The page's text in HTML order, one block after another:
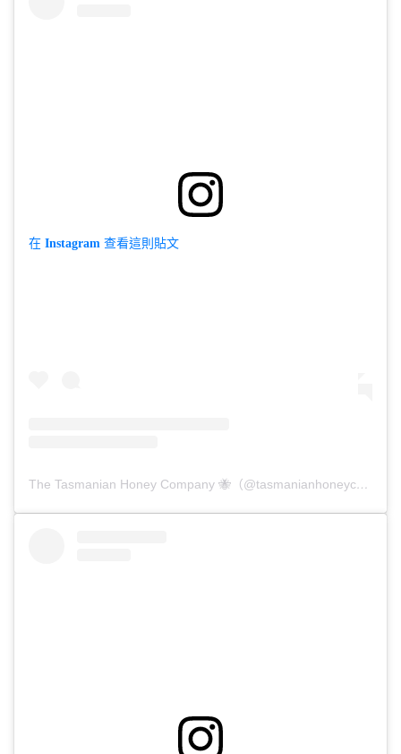
在 Instagram 查看這則貼文
The Tasmanian Honey Company 🐝（@tasmanianhoneycompany）分享的貼文